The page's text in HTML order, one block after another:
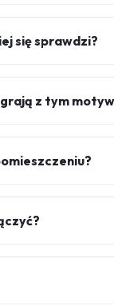
się sprawdzi?
z tym